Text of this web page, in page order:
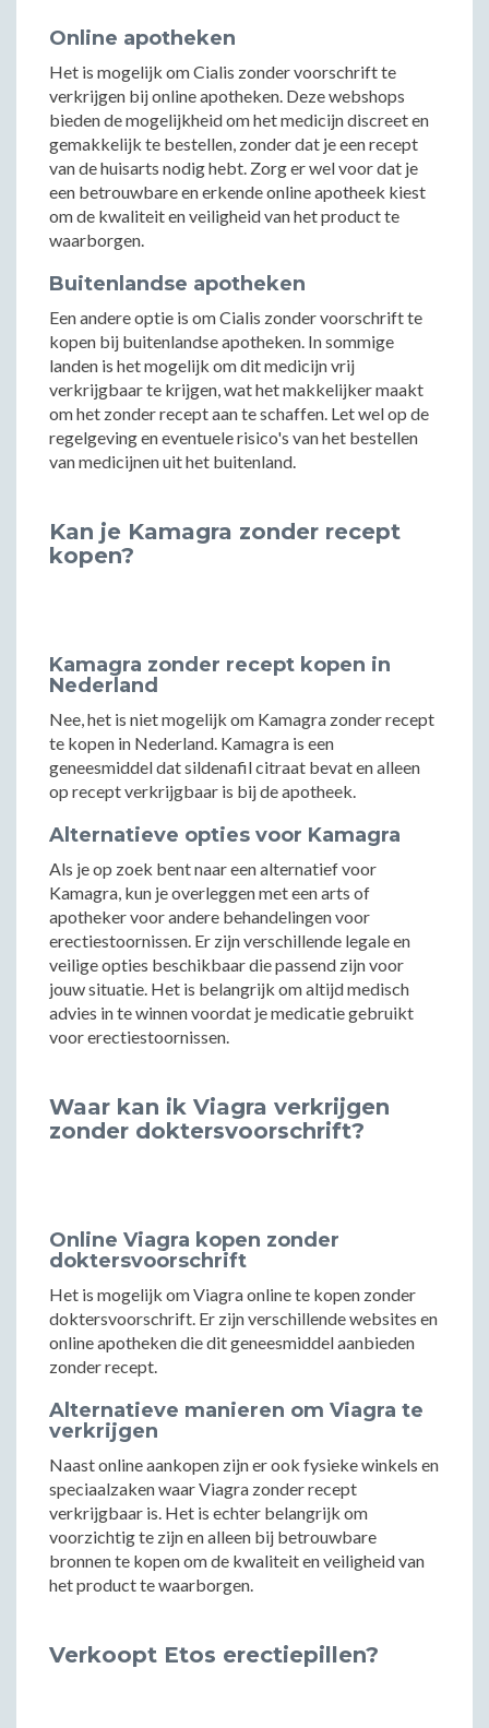
Online apotheken
Het is mogelijk om Cialis zonder voorschrift te
verkrijgen bij online apotheken. Deze webshops
bieden de mogelijkheid om het medicijn discreet en
gemakkelijk te bestellen, zonder dat je een recept
van de huisarts nodig hebt. Zorg er wel voor dat je
een betrouwbare en erkende online apotheek kiest
om de kwaliteit en veiligheid van het product te
waarborgen.
Buitenlandse apotheken
Een andere optie is om Cialis zonder voorschrift te
kopen bij buitenlandse apotheken. In sommige
landen is het mogelijk om dit medicijn vrij
verkrijgbaar te krijgen, wat het makkelijker maakt
om het zonder recept aan te schaffen. Let wel op de
regelgeving en eventuele risico's van het bestellen
van medicijnen uit het buitenland.
Kan je Kamagra zonder recept
kopen?
Kamagra zonder recept kopen in
Nederland
Nee, het is niet mogelijk om Kamagra zonder recept
te kopen in Nederland. Kamagra is een
geneesmiddel dat sildenafil citraat bevat en alleen
op recept verkrijgbaar is bij de apotheek.
Alternatieve opties voor Kamagra
Als je op zoek bent naar een alternatief voor
Kamagra, kun je overleggen met een arts of
apotheker voor andere behandelingen voor
erectiestoornissen. Er zijn verschillende legale en
veilige opties beschikbaar die passend zijn voor
jouw situatie. Het is belangrijk om altijd medisch
advies in te winnen voordat je medicatie gebruikt
voor erectiestoornissen.
Waar kan ik Viagra verkrijgen
zonder doktersvoorschrift?
Online Viagra kopen zonder
doktersvoorschrift
Het is mogelijk om Viagra online te kopen zonder
doktersvoorschrift. Er zijn verschillende websites en
online apotheken die dit geneesmiddel aanbieden
zonder recept.
Alternatieve manieren om Viagra te
verkrijgen
Naast online aankopen zijn er ook fysieke winkels en
speciaalzaken waar Viagra zonder recept
verkrijgbaar is. Het is echter belangrijk om
voorzichtig te zijn en alleen bij betrouwbare
bronnen te kopen om de kwaliteit en veiligheid van
het product te waarborgen.
Verkoopt Etos erectiepillen?